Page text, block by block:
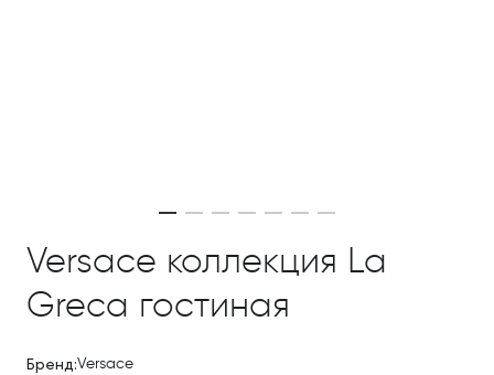
Versace коллекция La
Greca гостиная
Бренд:Versace